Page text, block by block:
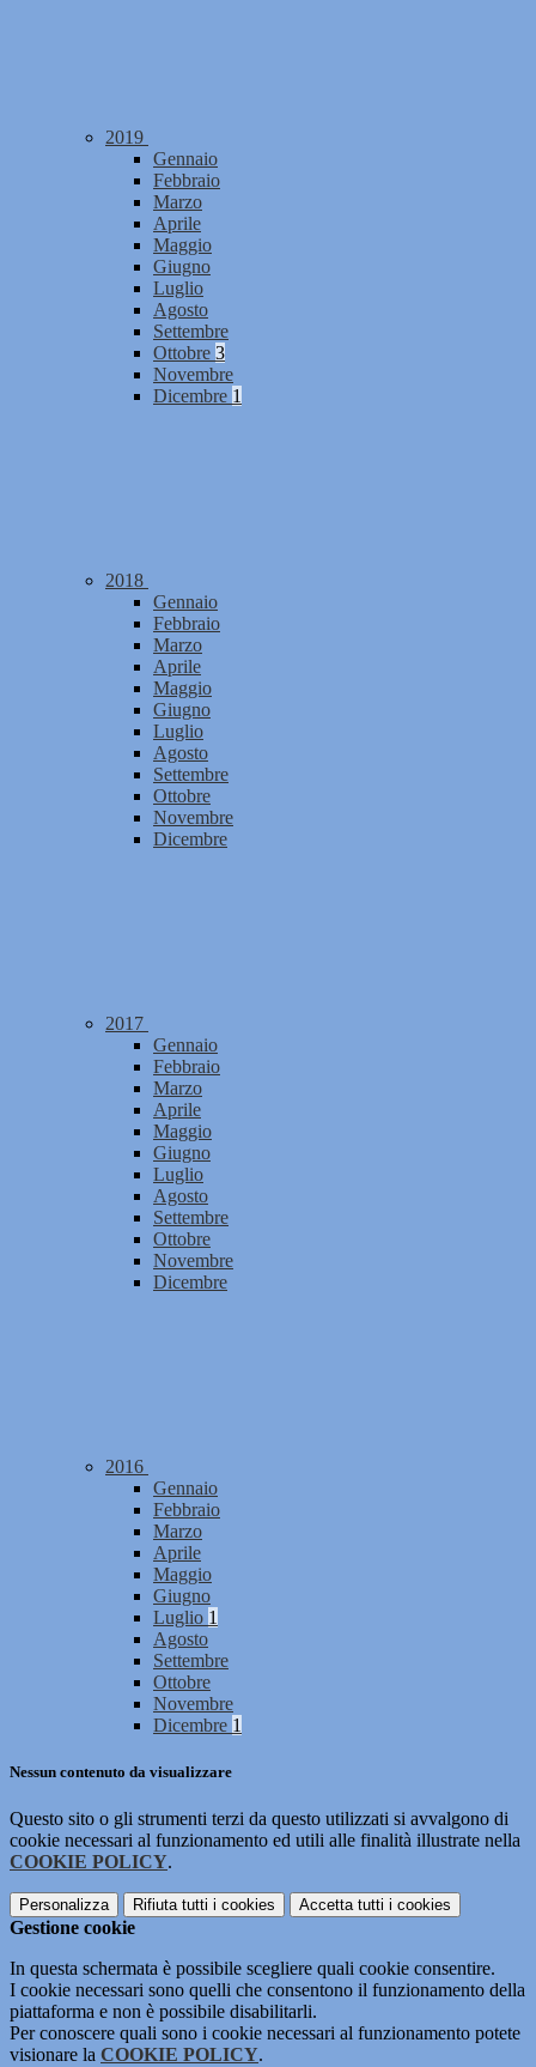
2019
Gennaio
Febbraio
Marzo
Aprile
Maggio
Giugno
Luglio
Agosto
Settembre
Ottobre 3
Novembre
Dicembre 1
2018
Gennaio
Febbraio
Marzo
Aprile
Maggio
Giugno
Luglio
Agosto
Settembre
Ottobre
Novembre
Dicembre
2017
Gennaio
Febbraio
Marzo
Aprile
Maggio
Giugno
Luglio
Agosto
Settembre
Ottobre
Novembre
Dicembre
2016
Gennaio
Febbraio
Marzo
Aprile
Maggio
Giugno
Luglio 1
Agosto
Settembre
Ottobre
Novembre
Dicembre 1
Nessun contenuto da visualizzare
Questo sito o gli strumenti terzi da questo utilizzati si avvalgono di
cookie necessari al funzionamento ed utili alle finalità illustrate nella
COOKIE POLICY.
Personalizza Rifiuta tutti i cookies Accetta tutti i cookies
Gestione cookie
In questa schermata è possibile scegliere quali cookie consentire.
I cookie necessari sono quelli che consentono il funzionamento della
piattaforma e non è possibile disabilitarli.
Per conoscere quali sono i cookie necessari al funzionamento potete
visionare la COOKIE POLICY.